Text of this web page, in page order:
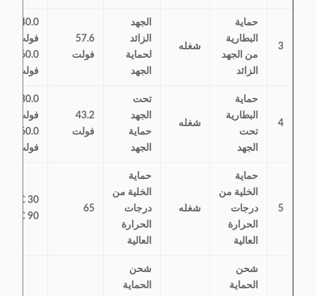
3
حماية
البطارية
من الجهد
الزائد
شغله
الجهد
الزائد
لحماية
الجهد
57.6
فولت
40.0
فولت ~
60.0
فولت
4
حماية
البطارية
تحت
الجهد
شغله
تحت
الجهد
حماية
الجهد
43.2
فولت
30.0
فولت ~
60.0
فولت
5
حماية
الخلية من
درجات
الحرارة
العالية
شغله
حماية
الخلية من
درجات
الحرارة
العالية
65
30 ℃ ~
90 ℃
شحن
الحماية
شحن
الحماية